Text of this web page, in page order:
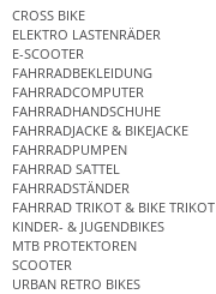
CROSS BIKE
ELEKTRO LASTENRÄDER
E-SCOOTER
FAHRRADBEKLEIDUNG
FAHRRADCOMPUTER
FAHRRADHANDSCHUHE
FAHRRADJACKE & BIKEJACKE
FAHRRADPUMPEN
FAHRRAD SATTEL
FAHRRADSTÄNDER
FAHRRAD TRIKOT & BIKE TRIKOT
KINDER- & JUGENDBIKES
MTB PROTEKTOREN
SCOOTER
URBAN RETRO BIKES